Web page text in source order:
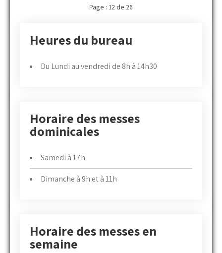
Page : 12 de 26
Heures du bureau
Du Lundi au vendredi de 8h à 14h30
Horaire des messes
dominicales
Samedi à 17h
Dimanche à 9h et à 11h
Horaire des messes en
semaine